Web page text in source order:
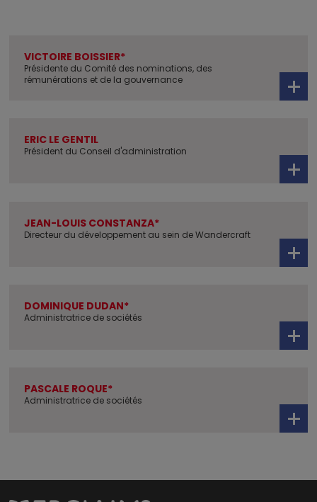
VICTOIRE BOISSIER*
Présidente du Comité des nominations, des
rémunérations et de la gouvernance
ERIC LE GENTIL
Président du Conseil d'administration
JEAN-LOUIS CONSTANZA*
Directeur du développement au sein de Wandercraft
DOMINIQUE DUDAN*
Administratrice de sociétés
PASCALE ROQUE*
Administratrice de sociétés